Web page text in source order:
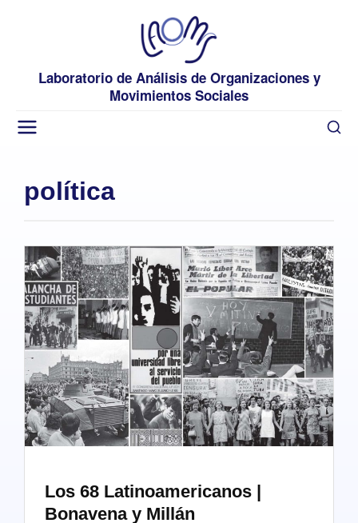
Laboratorio de Análisis de Organizaciones y
Movimientos Sociales
política
Los 68 Latinoamericanos |
Bonavena y Millán